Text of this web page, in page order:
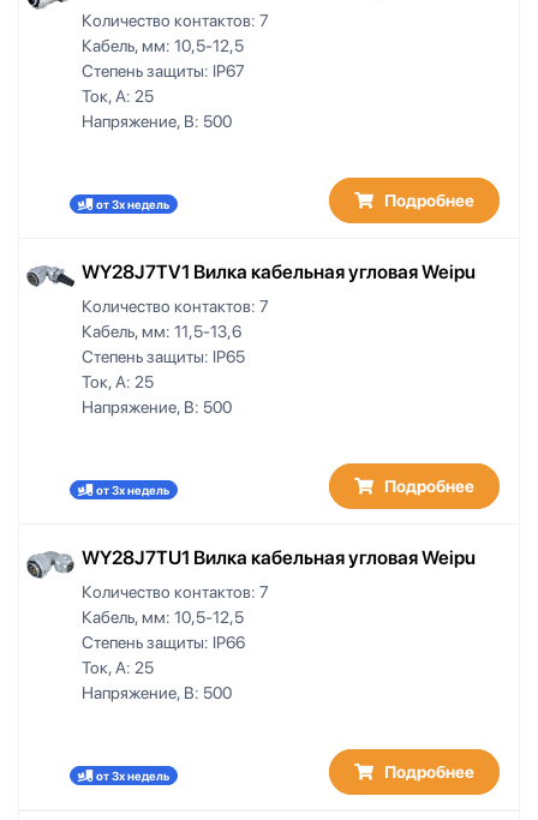
Количество контактов: 7
Кабель, мм: 10,5-12,5
Степень защиты: IP67
Ток, А: 25
Напряжение, В: 500
от 3х недель Подробнее
WY28J7TV1 Вилка кабельная угловая Weipu
Количество контактов: 7
Кабель, мм: 11,5-13,6
Степень защиты: IP65
Ток, А: 25
Напряжение, В: 500
от 3х недель Подробнее
WY28J7TU1 Вилка кабельная угловая Weipu
Количество контактов: 7
Кабель, мм: 10,5-12,5
Степень защиты: IP66
Ток, А: 25
Напряжение, В: 500
от 3х недель Подробнее